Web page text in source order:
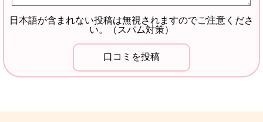
日本語が含まれない投稿は無視されますのでご注意くださ
い。（スパム対策）